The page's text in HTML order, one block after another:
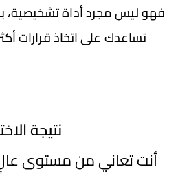
فهو ليس مجرد أداة تشخيصية،
تساعدك على اتخاذ قرارات
نتيجة
أنت تعاني من مستوى